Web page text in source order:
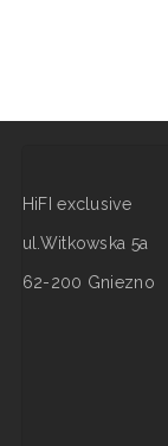
HiFI exclusive
ul.Witkowska 5a
62-200 Gniezno